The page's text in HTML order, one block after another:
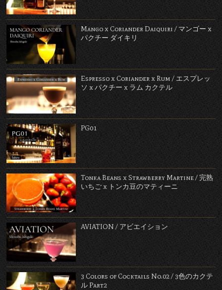
Mango x Coriander Daiquiri / マンゴー x
パクチー ダイキリ
Espresso x Coriander x Rum / エスプレッ
ソ x パクチー x ラム カクテル
PG01
Tonka Beans x Strawberry Martine / 完熟
いちご x トンカ豆のマティーニ
AVIATION / アビエイション
3 Colors of Cocktails No.02 / 3色のカクテ
ル Part2